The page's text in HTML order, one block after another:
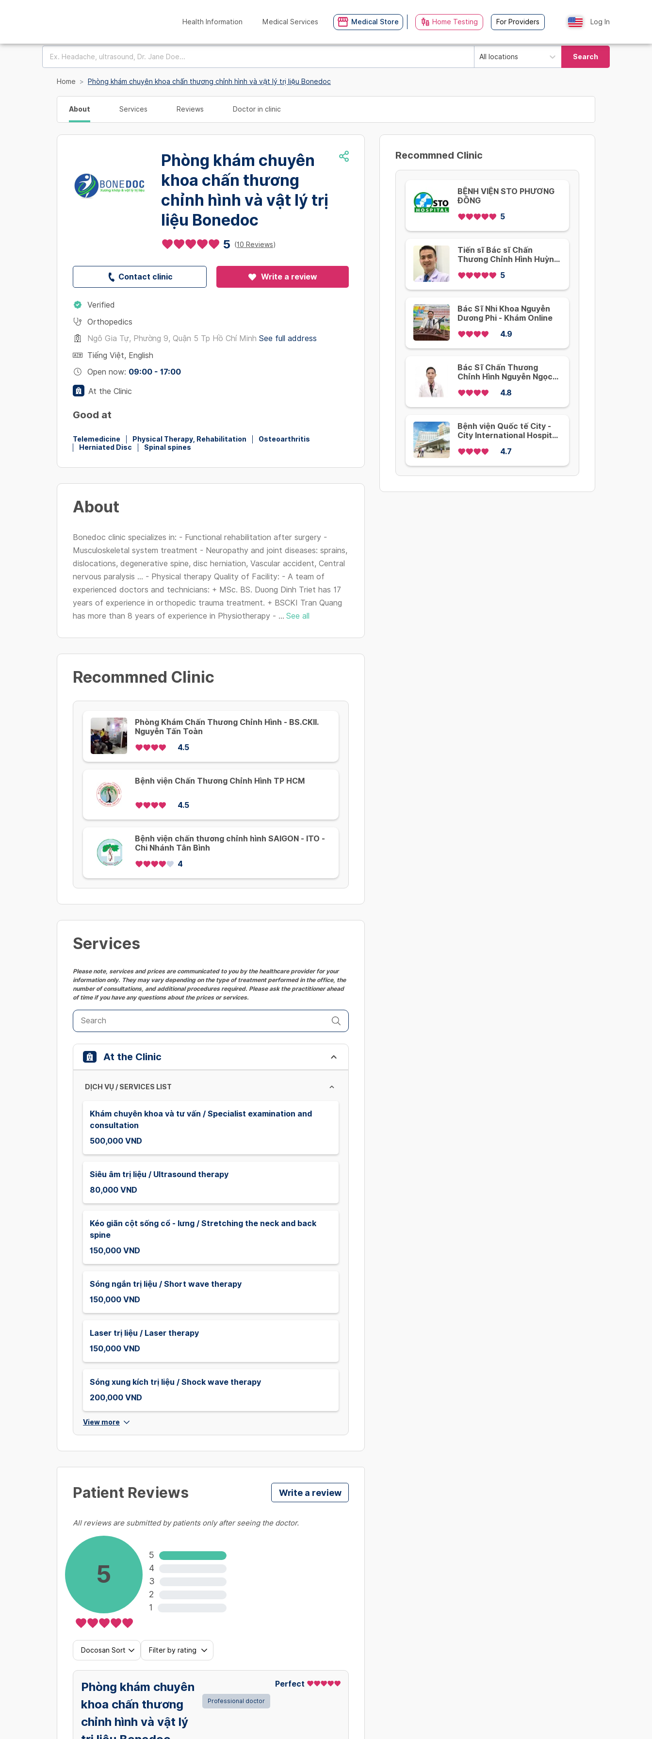
Health Information Medical Services Medical Store Home Testing For Providers Log In
All locations Search
Home Phòng khám chuyên khoa chấn thương chỉnh hình và vật lý trị liệu Bonedoc
About Services Reviews Doctor in clinic
Phòng khám chuyên
khoa chấn thương
chỉnh hình và vật lý trị
liệu Bonedoc
5 (10 Reviews)
Contact clinic Write a review
Verified
Orthopedics
Ngô Gia Tự, Phường 9, Quận 5 Tp Hồ Chí Minh See full address
Tiếng Việt, English
Open now: 09:00 - 17:00
At the Clinic
Good at
Telemedicine Physical Therapy, Rehabilitation
Osteoarthritis
Herniated Disc
Spinal spines
About
Bonedoc clinic specializes in: - Functional rehabilitation after surgery -
Musculoskeletal system treatment - Neuropathy and joint diseases: sprains,
dislocations, degenerative spine, disc herniation, Vascular accident, Central
nervous paralysis ... - Physical therapy Quality of Facility: - A team of
experienced doctors and technicians: + MSc. BS. Duong Dinh Triet has 17
years of experience in orthopedic trauma treatment. + BSCKI Tran Quang
has more than 8 years of experience in Physiotherapy - ... See all
Recommned Clinic
Phòng Khám Chấn Thương Chỉnh Hình - BS.CKII.
Nguyễn Tấn Toàn
4.5
Bệnh viện Chấn Thương Chỉnh Hình TP HCM
4.5
Bệnh viện chấn thương chỉnh hình SAIGON - ITO -
Chi Nhánh Tân Bình
4
Services
Please note, services and prices are communicated to you by the healthcare provider for your
information only. They may vary depending on the type of treatment performed in the office, the
number of consultations, and additional procedures required. Please ask the practitioner ahead
of time if you have any questions about the prices or services.
At the Clinic
DỊCH VỤ / SERVICES LIST
Khám chuyên khoa và tư vấn / Specialist examination and
consultation
500,000 VND
Siêu âm trị liệu / Ultrasound therapy
80,000 VND
Kéo giãn cột sống cổ - lưng / Stretching the neck and back
spine
150,000 VND
Sóng ngắn trị liệu / Short wave therapy
150,000 VND
Laser trị liệu / Laser therapy
150,000 VND
Sóng xung kích trị liệu / Shock wave therapy
200,000 VND
View more
Patient Reviews Write a review
All reviews are submitted by patients only after seeing the doctor.
5
5
4
3
2
1
Docosan Sort Filter by rating
Phòng khám chuyên
khoa chấn thương
chỉnh hình và vật lý
Perfect
Professional doctor
Recommned Clinic
BỆNH VIỆN STO PHƯƠNG
ĐÔNG
5
Tiến sĩ Bác sĩ Chấn
Thương Chỉnh Hình Huỳnh
5
Bác Sĩ Nhi Khoa Nguyễn
Dương Phi - Khám Online
4.9
Bác Sĩ Chấn Thương
Chỉnh Hình Nguyễn Ngọc
4.8
Bệnh viện Quốc tế City -
City International Hospital
4.7